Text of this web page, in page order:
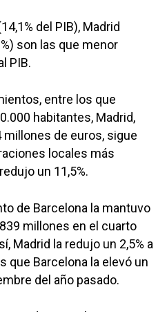
del PIB), Madrid
son las que menor
PIB.
entre los que
habitantes, Madrid,
millones de euros, sigue
locales más
un 11,5%.
de Barcelona la mantuvo
millones en el cuarto
Madrid la redujo un 2,5% a
que Barcelona la elevó un
del año pasado.